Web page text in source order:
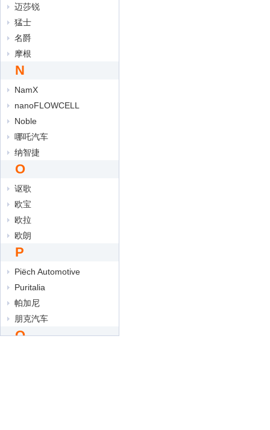
迈莎锐
猛士
名爵
摩根
N
NamX
nanoFLOWCELL
Noble
哪吒汽车
纳智捷
O
讴歌
欧宝
欧拉
欧朗
P
Piëch Automotive
Puritalia
帕加尼
朋克汽车
Q